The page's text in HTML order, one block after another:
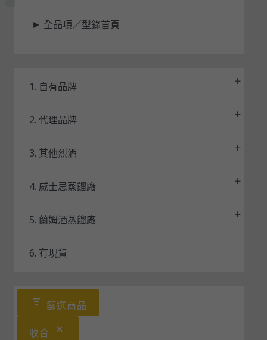
► 全品項／型錄首頁
1. 自有品牌
2. 代理品牌
3. 其他烈酒
4. 威士忌蒸餾廠
5. 蘭姆酒蒸餾廠
6. 有現貨
篩選商品
收合